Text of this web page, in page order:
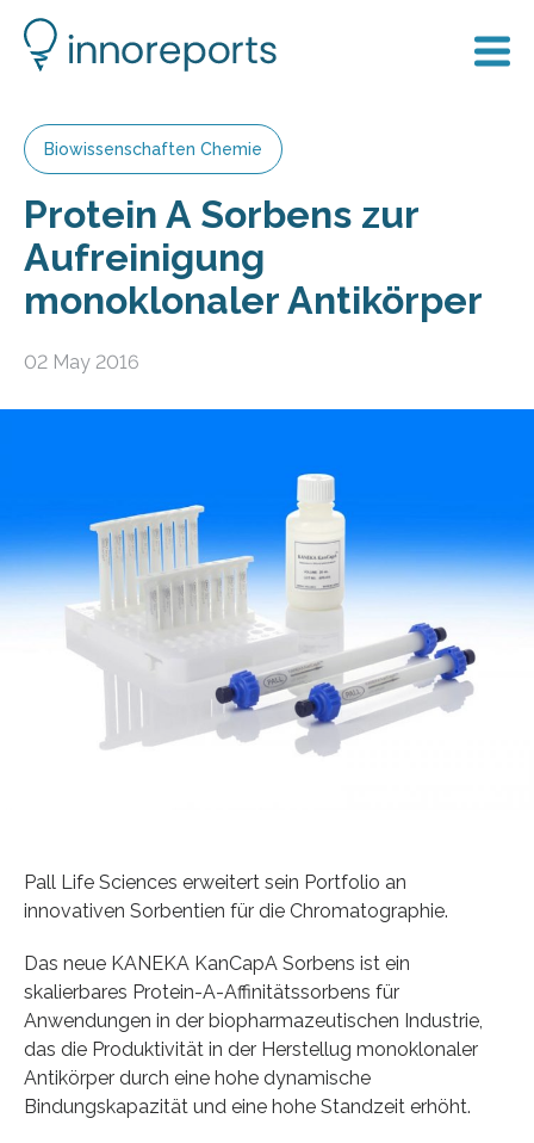
Biowissenschaften Chemie
Protein A Sorbens zur
Aufreinigung
monoklonaler Antikörper
02 May 2016
Pall Life Sciences erweitert sein Portfolio an
innovativen Sorbentien für die Chromatographie.
Das neue KANEKA KanCapA Sorbens ist ein
skalierbares Protein-A-Affinitätssorbens für
Anwendungen in der biopharmazeutischen Industrie,
das die Produktivität in der Herstellug monoklonaler
Antikörper durch eine hohe dynamische
Bindungskapazität und eine hohe Standzeit erhöht.